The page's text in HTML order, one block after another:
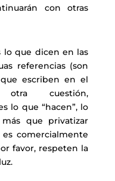
con otras
lo que dicen en las
referencias (son
escriben en el
cuestión,
lo que “hacen”, lo
que privatizar
comercialmente
favor, respeten la